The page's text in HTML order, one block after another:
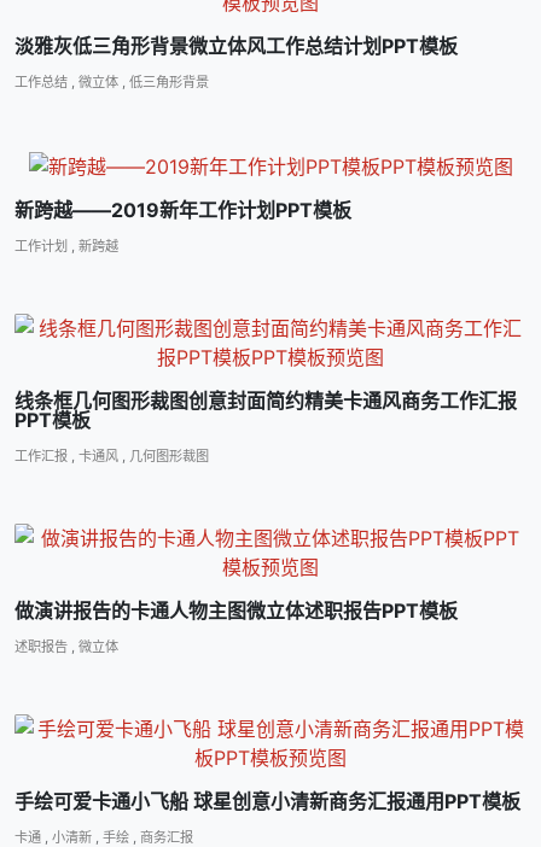
淡雅灰低三角形背景微立体风工作总结计划PPT模板
工作总结 , 微立体 , 低三角形背景
新跨越――2019新年工作计划PPT模板
工作计划 , 新跨越
线条框几何图形裁图创意封面简约精美卡通风商务工作汇报
PPT模板
工作汇报 , 卡通风 , 几何图形裁图
做演讲报告的卡通人物主图微立体述职报告PPT模板
述职报告 , 微立体
手绘可爱卡通小飞船 球星创意小清新商务汇报通用PPT模板
卡通 , 小清新 , 手绘 , 商务汇报